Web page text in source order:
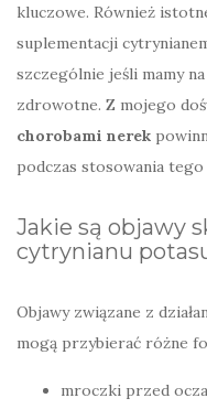
kluczowe. Również
suplementacji
szczególnie jeśli mamy
zdrowotne. Z mojego
chorobami nerek
podczas stosowania
Jakie są objawy
cytrynianu
Objawy związane z
mogą przybierać różne
mroczki przed